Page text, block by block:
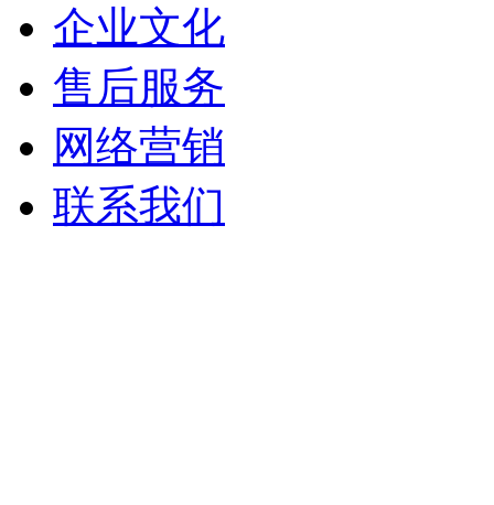
企业文化
售后服务
网络营销
联系我们